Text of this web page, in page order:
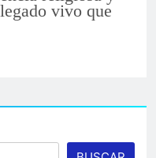
vivo que